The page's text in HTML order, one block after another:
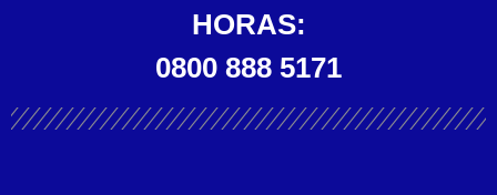
HORAS:
0800 888 5171